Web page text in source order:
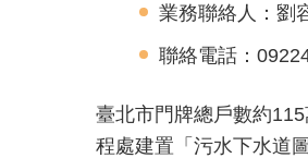
業務聯絡人：劉
聯絡電話：
臺北市門牌總戶數約
程處建置「污水下水道